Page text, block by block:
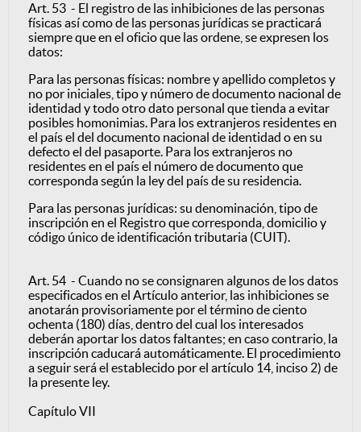
Art. 53 - El registro de las inhibiciones de las personas
físicas así como de las personas jurídicas se practicará
siempre que en el oficio que las ordene, se expresen los
datos:
Para las personas físicas: nombre y apellido completos y
no por iniciales, tipo y número de documento nacional de
identidad y todo otro dato personal que tienda a evitar
posibles homonimias. Para los extranjeros residentes en
el país el del documento nacional de identidad o en su
defecto el del pasaporte. Para los extranjeros no
residentes en el país el número de documento que
corresponda según la ley del país de su residencia.
Para las personas jurídicas: su denominación, tipo de
inscripción en el Registro que corresponda, domicilio y
código único de identificación tributaria (CUIT).
Art. 54 - Cuando no se consignaren algunos de los datos
especificados en el Artículo anterior, las inhibiciones se
anotarán provisoriamente por el término de ciento
ochenta (180) días, dentro del cual los interesados
deberán aportar los datos faltantes; en caso contrario, la
inscripción caducará automáticamente. El procedimiento
a seguir será el establecido por el artículo 14, inciso 2) de
la presente ley.
Capítulo VII